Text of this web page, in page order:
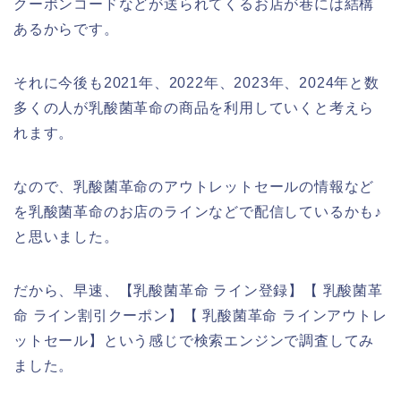
クーポンコードなどが送られてくるお店が巷には結構
あるからです。
それに今後も2021年、2022年、2023年、2024年と数
多くの人が乳酸菌革命の商品を利用していくと考えら
れます。
なので、乳酸菌革命のアウトレットセールの情報など
を乳酸菌革命のお店のラインなどで配信しているかも♪
と思いました。
だから、早速、【乳酸菌革命 ライン登録】【 乳酸菌革
命 ライン割引クーポン】【 乳酸菌革命 ラインアウトレ
ットセール】という感じで検索エンジンで調査してみ
ました。